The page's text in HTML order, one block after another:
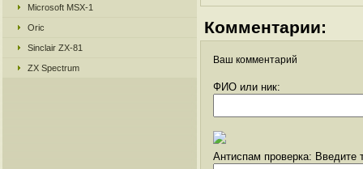
Microsoft MSX-1
Oric
Sinclair ZX-81
ZX Spectrum
Комментарии:
Ваш комментарий
ФИО или ник:
Антиспам проверка: Введите